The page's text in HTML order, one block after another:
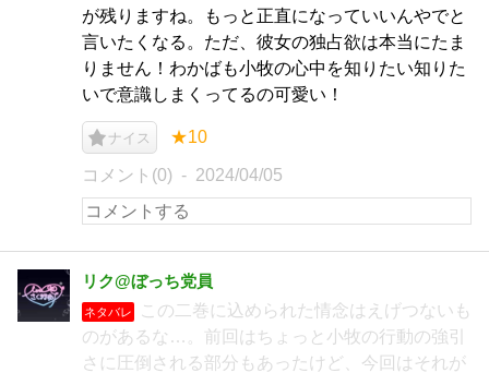
が残りますね。もっと正直になっていいんやでと
言いたくなる。ただ、彼女の独占欲は本当にたま
りません！わかばも小牧の心中を知りたい知りた
いで意識しまくってるの可愛い！
ナイス ★10
コメント(0) 2024/04/05
リク@ぼっち党員
ネタバレ
この二巻に込められた情念はえげつないも
のがあるな…。前回はちょっと小牧の行動の強引
さに圧倒される部分もあったけど、今回はそれが